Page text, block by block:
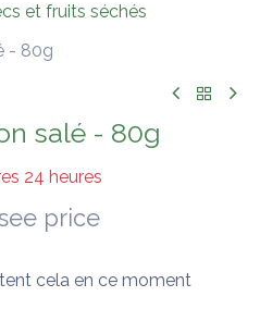
et fruits séchés
- 80g
salé - 80g
24 heures
price
cela en ce moment